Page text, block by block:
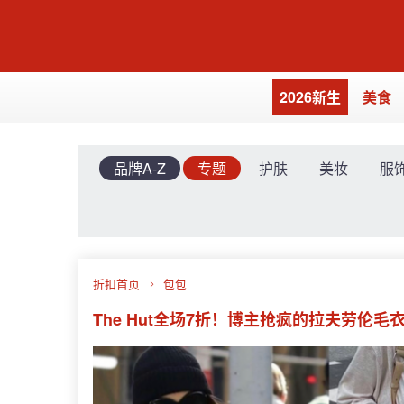
2026新生 美食
品牌A-Z 专题 护肤 美妆 服
折扣首页 包包
The Hut全场7折！博主抢疯的拉夫劳伦毛